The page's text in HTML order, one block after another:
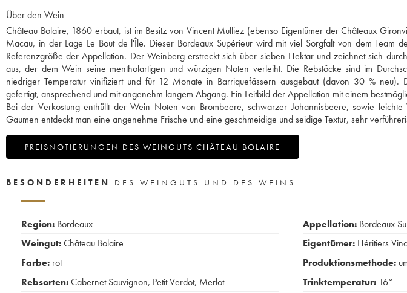
Über den Wein
Château Bolaire, 1860 erbaut, ist im Besitz von Vincent Mulliez (ebenso Eigentümer der Châteaux
Macau, in der Lage Le Bout de l'Île. Dieser Bordeaux Supérieur wird mit viel Sorgfalt von dem Team
Referenzgröße der Appellation. Der Weinberg erstreckt sich über sieben Hektar und zeichnet sich
aus, der dem Wein seine mentholartigen und würzigen Noten verleiht. Die Rebstöcke sind im
niedriger Temperatur vinifiziert und für 12 Monate in Barriquefässern ausgebaut (davon 30 % neu).
gefertigt, ansprechend und mit angenehm langem Abgang. Ein Leitbild der Appellation mit einem
Bei der Verkostung enthüllt der Wein Noten von Brombeere, schwarzer Johannisbeere, sowie leichte
Gaumen entdeckt man eine angenehme Frische und eine geschmeidige und seidige Textur, sehr
PREISNOTIERUNGEN DES WEINGUTS CHÂTEAU BOLAIRE
BESONDERHEITEN DES WEINGUTS UND DES WEINS
Region: Bordeaux
Weingut:Château Bolaire
Farbe: rot
Rebsorten:Cabernet Sauvignon, Petit Verdot, Merlot
Appellation: Bordeaux
Eigentümer: Héritiers
Produktionsmethode:
Trinktemperatur: 16°